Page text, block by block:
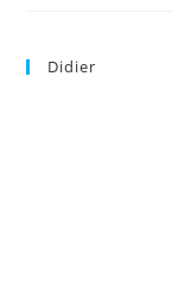
Didier